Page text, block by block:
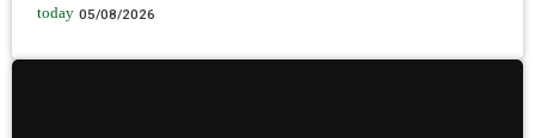
today 05/08/2026